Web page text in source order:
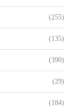
(255)
(135)
(390)
(29)
(184)